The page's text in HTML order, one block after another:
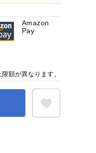
Amazon
Pay
額が異なります。